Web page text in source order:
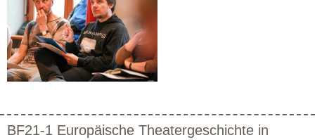
BF21-1 Europäische Theatergeschichte in